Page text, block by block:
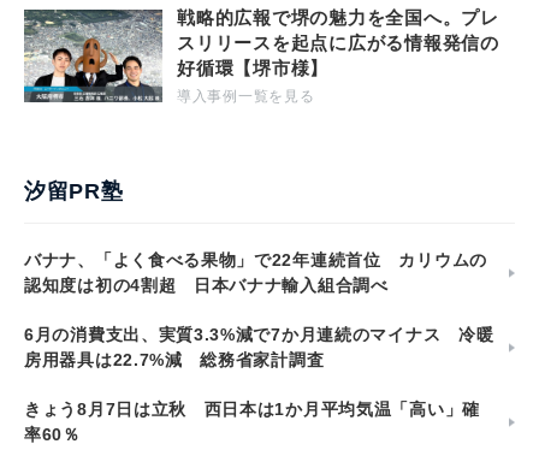
戦略的広報で堺の魅力を全国へ。プレ
スリリースを起点に広がる情報発信の
好循環【堺市様】
導入事例一覧を見る
汐留PR塾
バナナ、「よく食べる果物」で22年連続首位 カリウムの
認知度は初の4割超 日本バナナ輸入組合調べ
6月の消費支出、実質3.3%減で7か月連続のマイナス 冷暖
房用器具は22.7%減 総務省家計調査
きょう8月7日は立秋 西日本は1か月平均気温「高い」確
率60％